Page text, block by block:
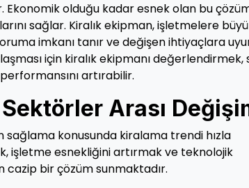
olduğu kadar esnek olan bu
sağlar. Kiralık ekipman, işletmelere
imkanı tanır ve değişen ihtiyaçlara
için kiralık ekipmanı değerlendirmek,
artırabilir.
Arası
sağlama konusunda kiralama trendi hızla
işletme esnekliğini artırmak ve teknolojik
bir çözüm sunmaktadır.